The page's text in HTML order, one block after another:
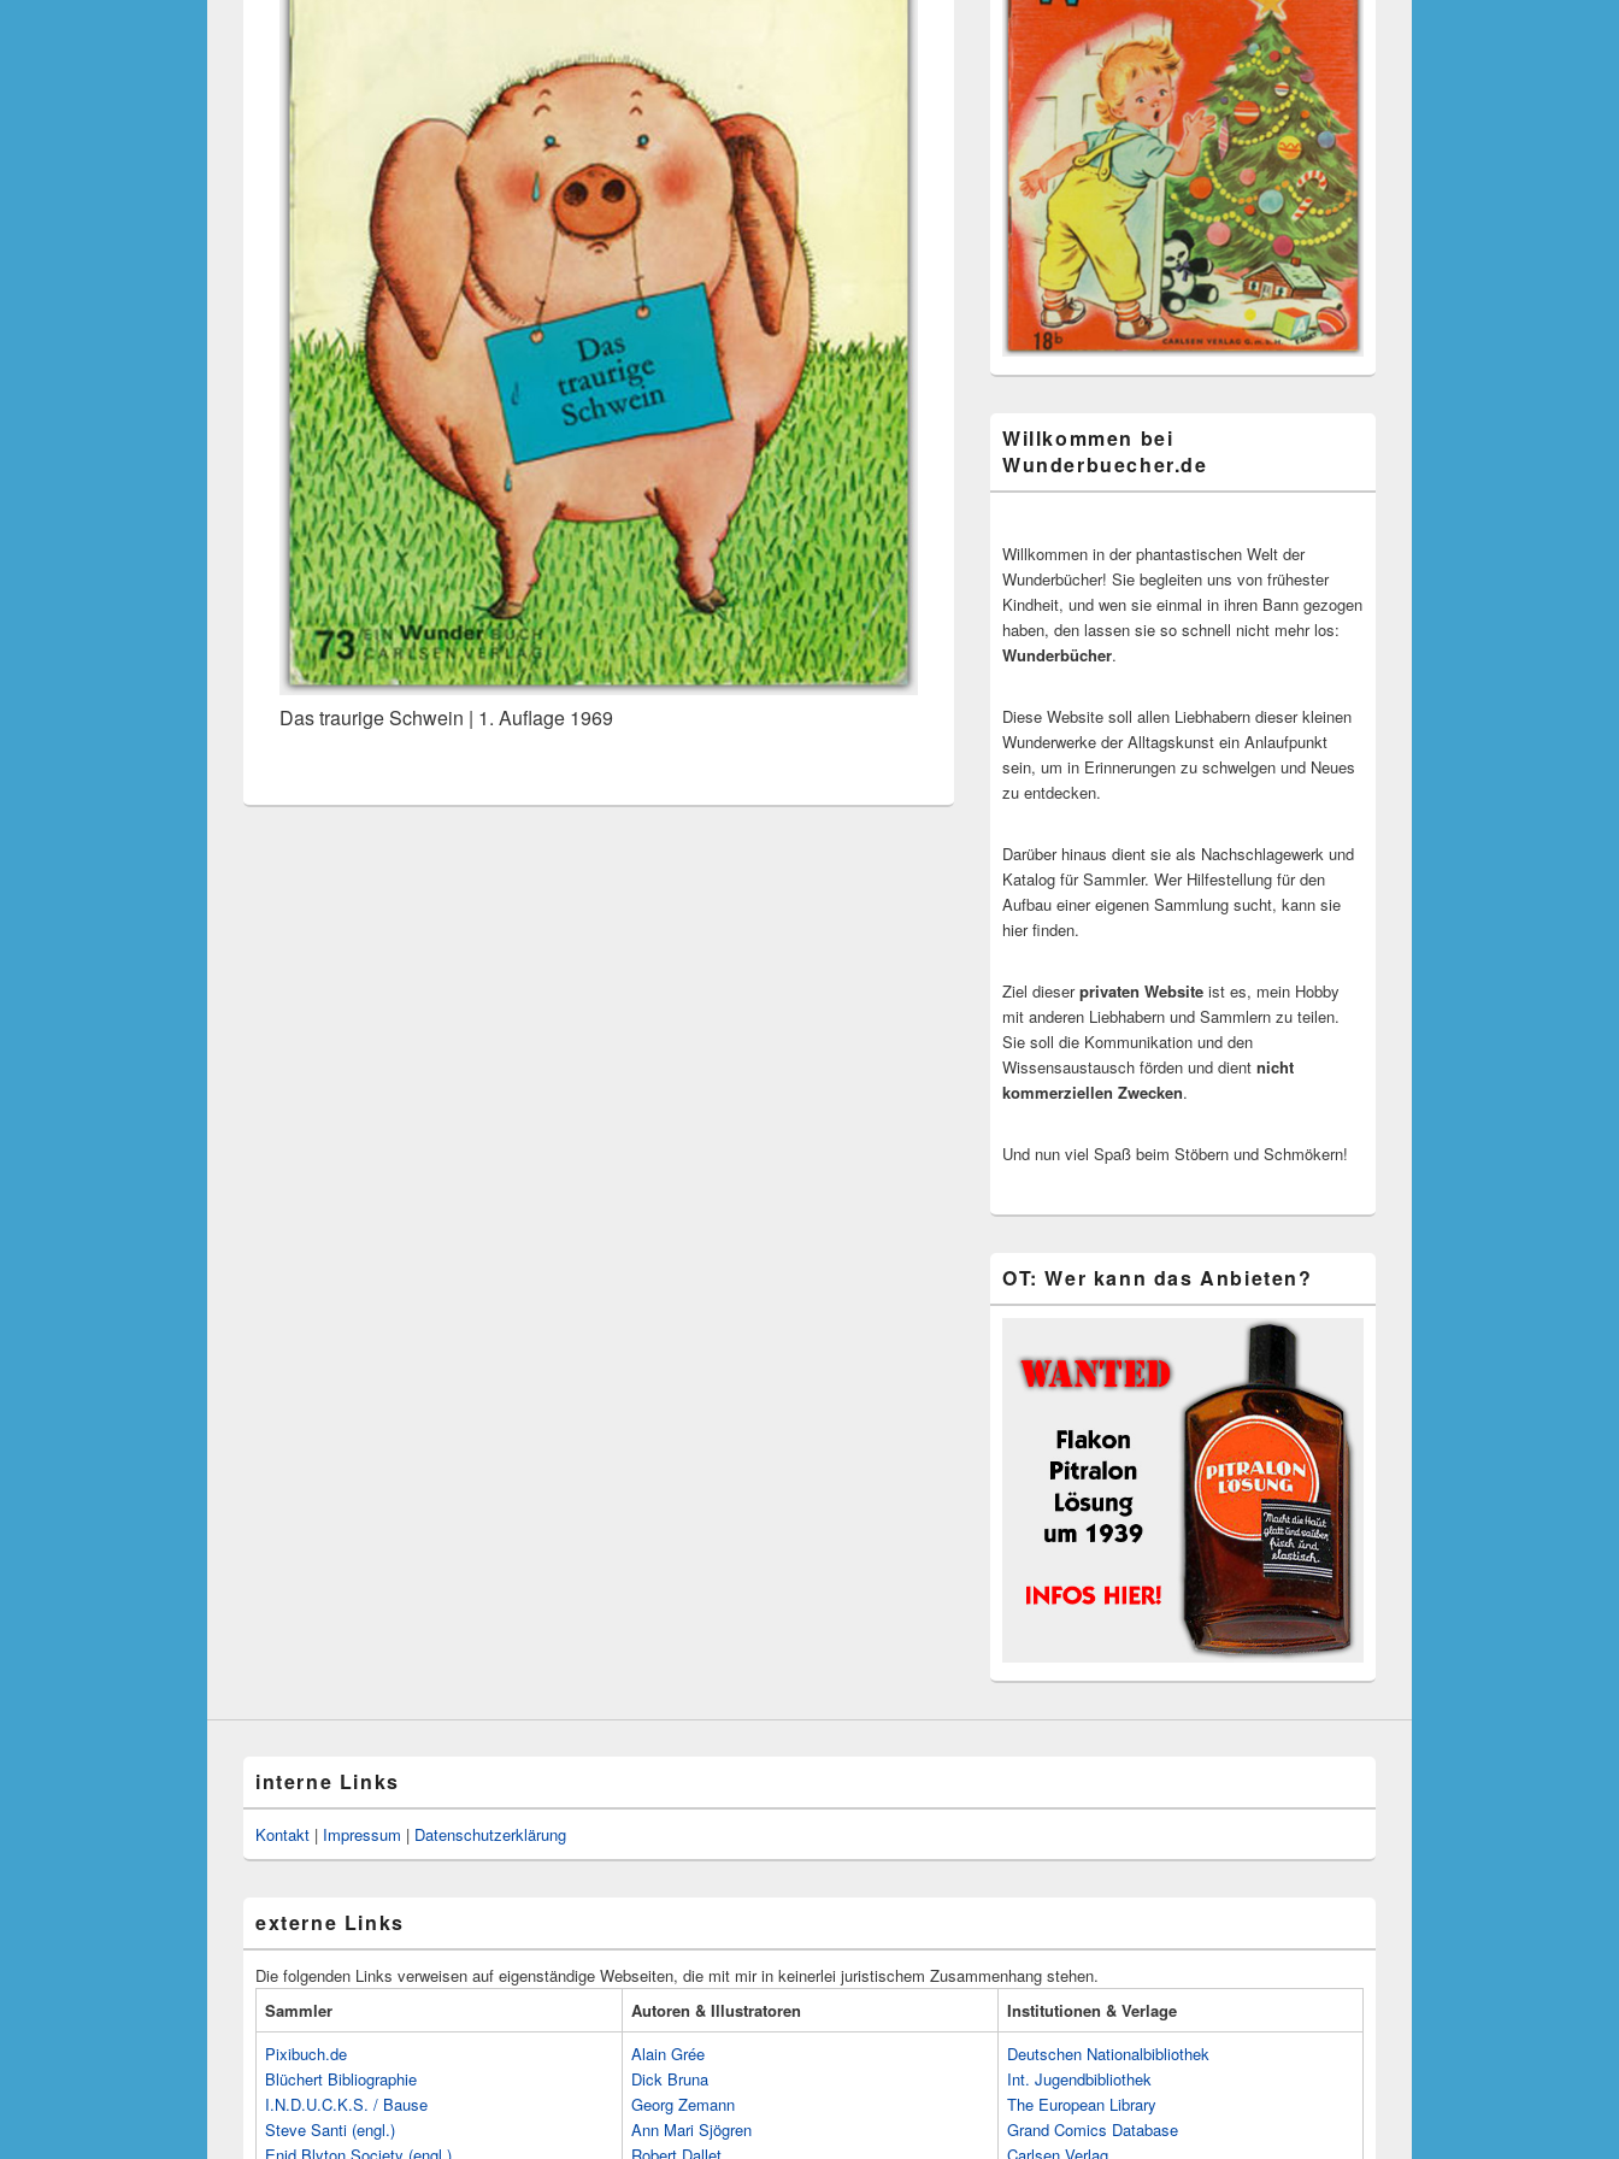
Das traurige Schwein | 1. Auflage 1969
Willkommen bei
Wunderbuecher.de
Willkommen in der phantastischen Welt der
Wunderbücher! Sie begleiten uns von frühester
Kindheit, und wen sie einmal in ihren Bann gezogen
haben, den lassen sie so schnell nicht mehr los:
Wunderbücher.
Diese Website soll allen Liebhabern dieser kleinen
Wunderwerke der Alltagskunst ein Anlaufpunkt
sein, um in Erinnerungen zu schwelgen und Neues
zu entdecken.
Darüber hinaus dient sie als Nachschlagewerk und
Katalog für Sammler. Wer Hilfestellung für den
Aufbau einer eigenen Sammlung sucht, kann sie
hier finden.
Ziel dieserprivaten Website ist es, mein Hobby
mit anderen Liebhabern und Sammlern zu teilen.
Sie soll die Kommunikation und den
Wissensaustausch förden und dient nicht
kommerziellen Zwecken.
Und nun viel Spaß beim Stöbern und Schmökern!
OT: Wer kann das Anbieten?
interne Links
Kontakt | Impressum | Datenschutzerklärung
externe Links
Die folgenden Links verweisen auf eigenständige Webseiten, die mit mir in keinerlei juristischem Zusammenhang stehen.
Sammler
Autoren & Illustratoren
Institutionen & Verlage
Pixibuch.de
Blüchert Bibliographie
I.N.D.U.C.K.S. / Bause
Steve Santi (engl.)
Alain Grée
Dick Bruna
Georg Zemann
Ann Mari Sjögren
Deutschen Nationalbibliothek
Int. Jugendbibliothek
The European Library
Grand Comics Database